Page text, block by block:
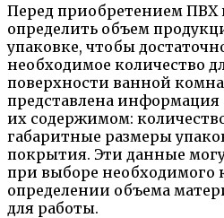
Перед приобретением ПВХ
определить объем
упаковке, чтобы
необходимое количество
поверхности ванной
представлена информация
их содержимом:
габаритные размеры
покрытия. Эти данные
при выборе необходимого
определении объема
для работы.